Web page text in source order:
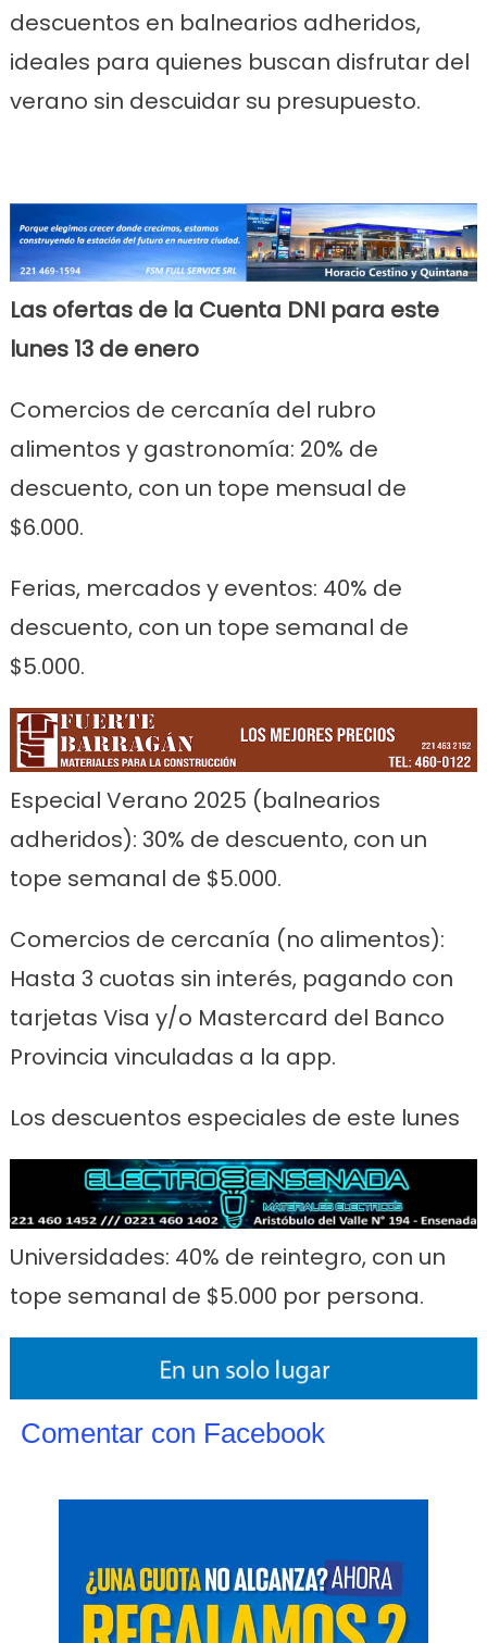
descuentos en balnearios adheridos,
ideales para quienes buscan disfrutar del
verano sin descuidar su presupuesto.
Las ofertas de la Cuenta DNI para este
lunes 13 de enero
Comercios de cercanía del rubro
alimentos y gastronomía: 20% de
descuento, con un tope mensual de
$6.000.
Ferias, mercados y eventos: 40% de
descuento, con un tope semanal de
$5.000.
Especial Verano 2025 (balnearios
adheridos): 30% de descuento, con un
tope semanal de $5.000.
Comercios de cercanía (no alimentos):
Hasta 3 cuotas sin interés, pagando con
tarjetas Visa y/o Mastercard del Banco
Provincia vinculadas a la app.
Los descuentos especiales de este lunes
Universidades: 40% de reintegro, con un
tope semanal de $5.000 por persona.
Comentar con Facebook